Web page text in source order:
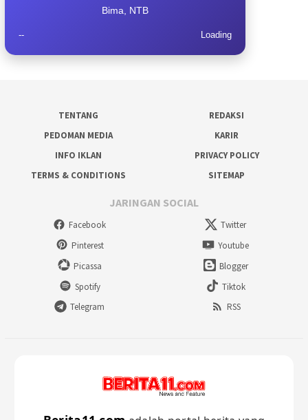
Bima, NTB
-- Loading
TENTANG
REDAKSI
PEDOMAN MEDIA
KARIR
INFO IKLAN
PRIVACY POLICY
TERMS & CONDITIONS
SITEMAP
JARINGAN SOCIAL
Facebook
Twitter
Pinterest
Youtube
Picassa
Blogger
Spotify
Tiktok
Telegram
RSS